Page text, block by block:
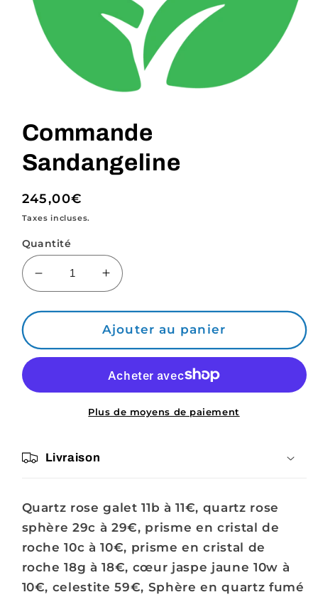
média
1
dans
une
fenêtre
Commande
Sandangeline
Prix
habituel
245,00€
Taxes incluses.
Quantité
Réduire
la
quantité
Commande
Sandangeline
Augmenter
la
quantité
de
Commande
Sandangeline
Ajouter au panier
Plus de moyens de paiement
Livraison
Quartz rose galet 11b à 11€, quartz rose
sphère 29c à 29€, prisme en cristal de
roche 10c à 10€, prisme en cristal de
roche 18g à 18€, cœur jaspe jaune 10w à
10€, celestite 59€, Sphère en quartz fumé